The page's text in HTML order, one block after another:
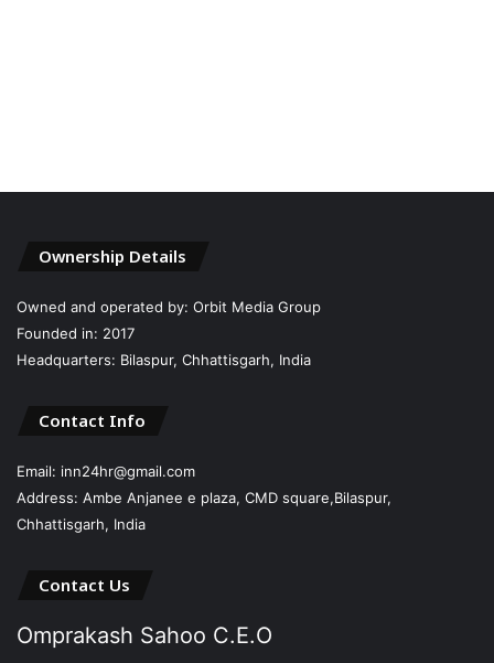
Ownership Details
Owned and operated by: Orbit Media Group
Founded in: 2017
Headquarters: Bilaspur, Chhattisgarh, India
Contact Info
Email: inn24hr@gmail.com
Address: Ambe Anjanee e plaza, CMD square,Bilaspur,
Chhattisgarh, India
Contact Us
Omprakash Sahoo C.E.O